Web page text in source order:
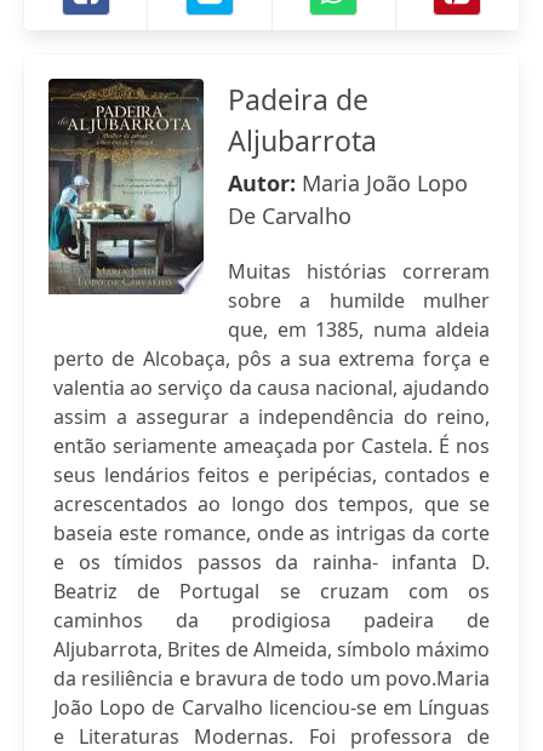
Padeira de
Aljubarrota
Autor: Maria João Lopo
De Carvalho
Muitas histórias correram
sobre a humilde mulher
que, em 1385, numa aldeia
perto de Alcobaça, pôs a sua extrema força e
valentia ao serviço da causa nacional, ajudando
assim a assegurar a independência do reino,
então seriamente ameaçada por Castela. É nos
seus lendários feitos e peripécias, contados e
acrescentados ao longo dos tempos, que se
baseia este romance, onde as intrigas da corte
e os tímidos passos da rainha- infanta D.
Beatriz de Portugal se cruzam com os
caminhos da prodigiosa padeira de
Aljubarrota, Brites de Almeida, símbolo máximo
da resiliência e bravura de todo um povo.Maria
João Lopo de Carvalho licenciou-se em Línguas
e Literaturas Modernas. Foi professora de